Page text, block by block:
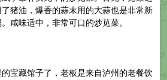
猪油，爆香的蒜末用的大蒜也是非常新
咸味适中，非常可口的炒苋菜。
宝藏馆子了，老板是来自泸州的老餐饮